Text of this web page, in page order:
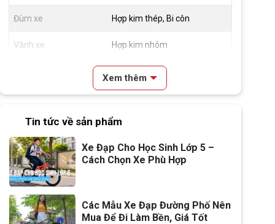
Đùm xe Hợp kim thép, Bi côn
Vành xe Hợp kim nhôm
Đùi đĩa Hợp kim thép, Bi côn
1 Tầng
Trọng lượng xe 8.7kg
Trọng lượng thùng
Yên XAMING
Xem thêm
Tin tức về sản phẩm
Xe Đạp Cho Học Sinh Lớp 5 –
Cách Chọn Xe Phù Hợp
Các Mẫu Xe Đạp Đường Phố Nên
Mua Để Đi Làm Bền, Giá Tốt